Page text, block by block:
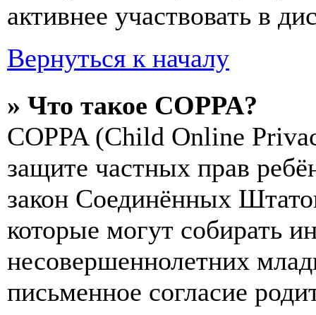
активнее участвовать в
Вернуться к началу
» Что такое COPPA?
COPPA (Child Online
защите частных прав
закон Соединённых
которые могут собирать
несовершеннолетних
письменное согласие